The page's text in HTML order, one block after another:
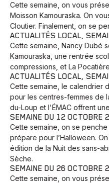
Cette semaine, on vous
Moisson Kamouraska. On
Cloutier. Finalement, on se
ACTUALITÉS LOCAL,
Cette semaine, Nancy Dubé
Kamouraska, une rentrée
compressions, et La
ACTUALITÉS LOCAL,
Cette semaine, le calendrier
pour les centres-femmes de
du-Loup et l'ÉMAC offrent
SEMAINE DU 12 OCTOBRE
Cette semaine, on se
prépare pour l’Halloween.
édition de la Nuit des sans-
Sèche.
SEMAINE DU 26 OCTOBRE
Cette semaine, on vous